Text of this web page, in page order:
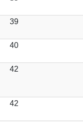
39
40
42
42